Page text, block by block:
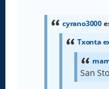
cyrano3000
Txonta
San